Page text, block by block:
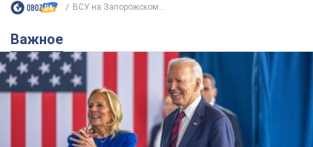
ВСУ на Запорожском...
Важное